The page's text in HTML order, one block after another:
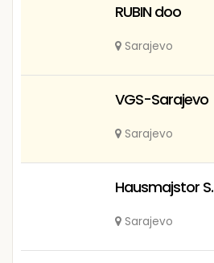
RUBIN doo
Sarajevo
VGS-Sarajevo
Sarajevo
Hausmajstor S.
Sarajevo